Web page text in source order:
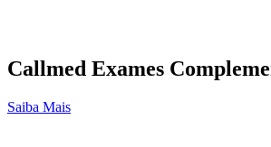
Callmed Exames
Saiba Mais